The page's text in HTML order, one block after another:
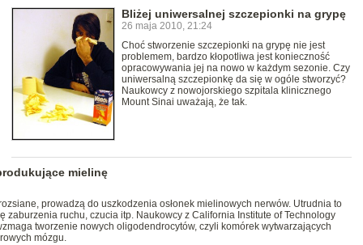
Bliżej uniwersalnej szczepionki na grypę
26 maja 2010, 21:24
Choć stworzenie szczepionki na grypę nie jest
problemem, bardzo kłopotliwa jest konieczność
opracowywania jej na nowo w każdym sezonie. Czy
uniwersalną szczepionkę da się w ogóle stworzyć?
Naukowcy z nowojorskiego szpitala klinicznego
Mount Sinai uważają, że tak.
mielinę
prowadzą do uszkodzenia osłonek mielinowych nerwów. Utrudnia to
zaburzenia ruchu, czucia itp. Naukowcy z California Institute of Technology
tworzenie nowych oligodendrocytów, czyli komórek wytwarzających
mózgu.